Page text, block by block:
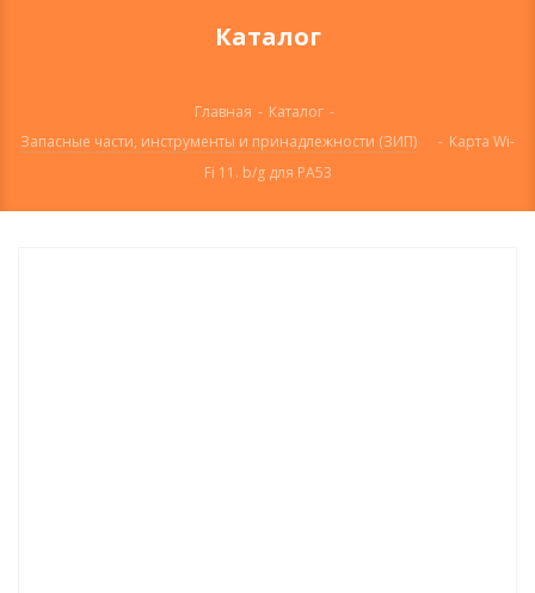
Каталог
Главная - Каталог -
Запасные части, инструменты и принадлежности (ЗИП)
- Карта Wi-
Fi 11. b/g для РА53